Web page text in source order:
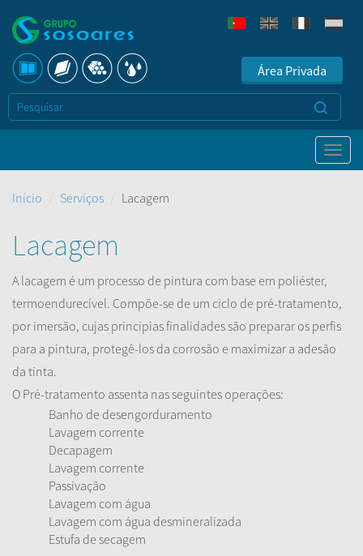
Área Privada
Início Serviços Lacagem
Lacagem
A lacagem é um processo de pintura com base em poliéster,
termoendurecível. Compõe-se de um ciclo de pré-tratamento,
por imersão, cujas principias finalidades são preparar os perfis
para a pintura, protegê-los da corrosão e maximizar a adesão
da tinta.
O Pré-tratamento assenta nas seguintes operações:
Banho de desengorduramento
Lavagem corrente
Decapagem
Lavagem corrente
Passivação
Lavagem com água
Lavagem com água desmineralizada
Estufa de secagem